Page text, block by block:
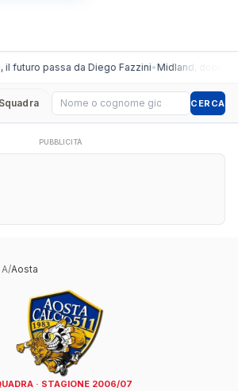
il futuro passa da Diego Fazzini•Midland, doppio
Squadra Cerca giocatore CERCA
PUBBLICITÀ
/Aosta
· STAGIONE 2006/07